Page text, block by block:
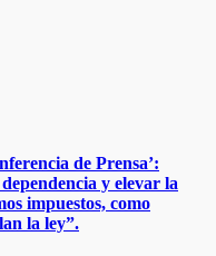
de Prensa’:
y elevar la
impuestos, como
la ley”.